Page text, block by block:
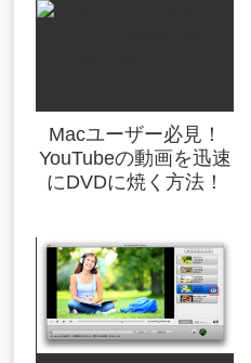
Macユーザー必見！
YouTubeの動画を迅速
にDVDに焼く方法！